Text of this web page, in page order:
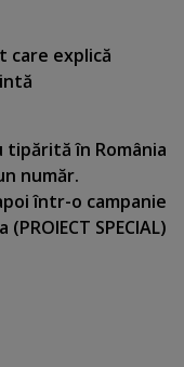
care explică
tipărită în România
număr.
într-o campanie
SPECIAL)